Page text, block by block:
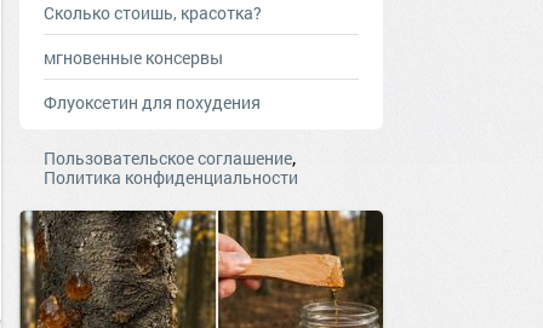
Сколько стоишь, красотка?
мгновенные консервы
Флуоксетин для похудения
Пользовательское соглашение,
Политика конфиденциальности